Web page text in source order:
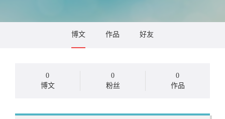
博文 作品 好友
0
博文
0
粉丝
0
作品